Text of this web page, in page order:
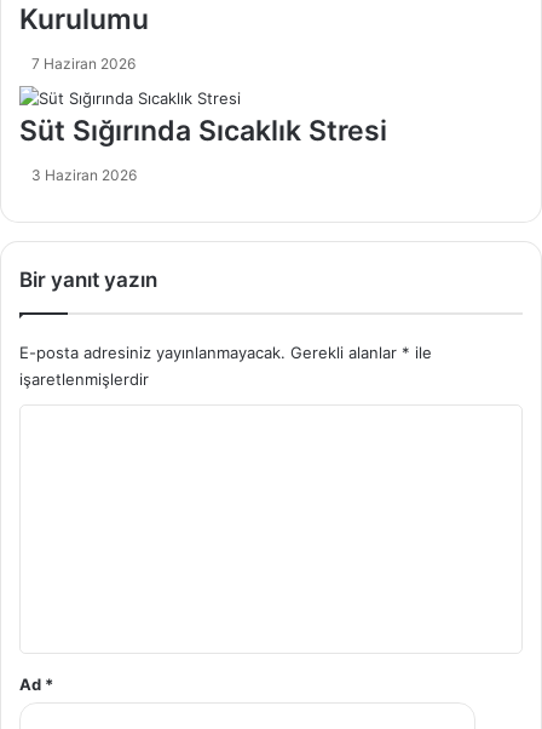
Kurulumu
7 Haziran 2026
Süt Sığırında Sıcaklık Stresi
3 Haziran 2026
Bir yanıt yazın
E-posta adresiniz yayınlanmayacak. Gerekli alanlar * ile
işaretlenmişlerdir
Ad *